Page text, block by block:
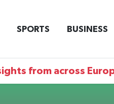
SPORTS BUSINESS
from across